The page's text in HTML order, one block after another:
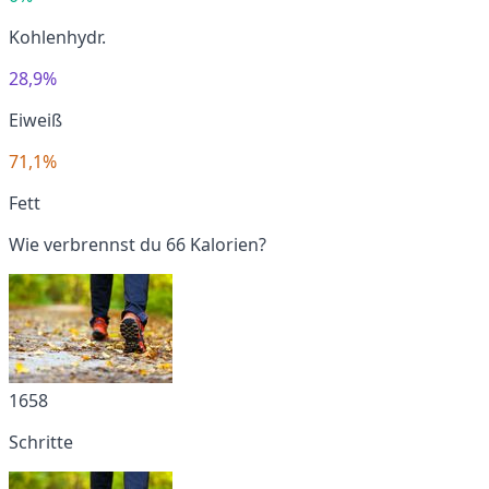
Kohlenhydr.
28,9%
Eiweiß
71,1%
Fett
Wie verbrennst du 66 Kalorien?
1658
Schritte